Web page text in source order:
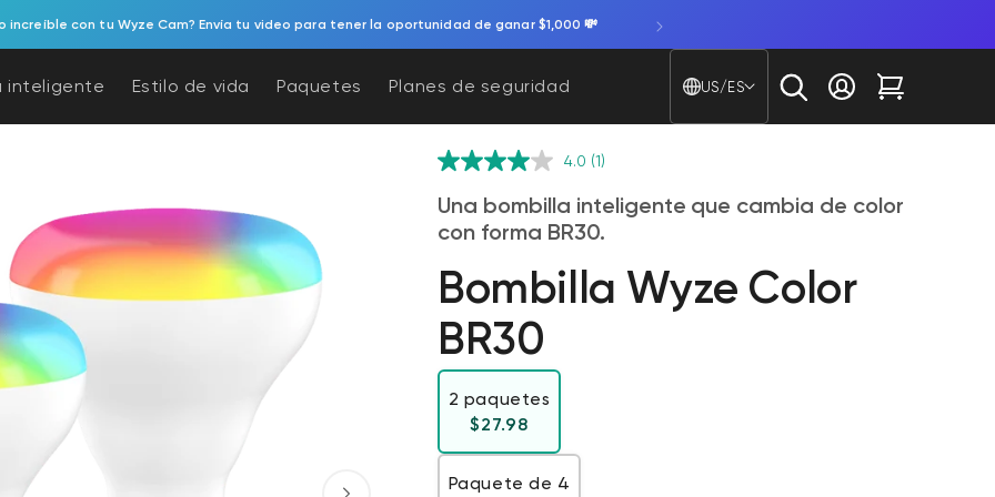
increíble con tu Wyze Cam? Envía tu video para tener la oportunidad de ganar $1,000 💸
inteligente Estilo de vida Paquetes Planes de seguridad
País/región - Idioma
US/ES
Iniciar sesión
Carrito
4.0 (1)
Una bombilla inteligente que cambia de color
con forma BR30.
Bombilla Wyze Color
BR30
2 paquetes
Precio habitual
$27.98
Paquete de 4